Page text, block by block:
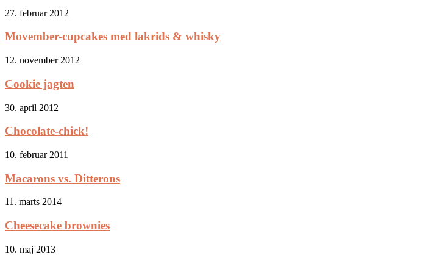
27. februar 2012
Movember-cupcakes med lakrids & whisky
12. november 2012
Cookie jagten
30. april 2012
Chocolate-chick!
10. februar 2011
Macarons vs. Ditterons
11. marts 2014
Cheesecake brownies
10. maj 2013